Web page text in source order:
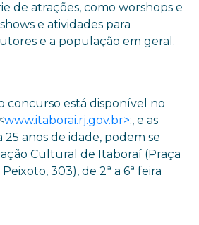
de atrações, como worshops e
e atividades para
e a população em geral.
concurso está disponível no
www.itaborai.rj.gov.br>;, e as
25 anos de idade, podem se
Cultural de Itaboraí (Praça
303), de 2ª a 6ª feira